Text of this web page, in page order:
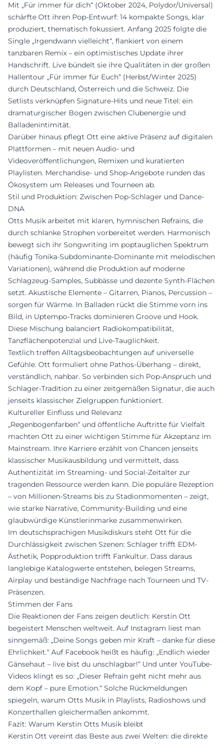
Mit „Für immer für dich“ (Oktober 2024, Polydor/Universal)
schärfte Ott ihren Pop-Entwurf: 14 kompakte Songs, klar
produziert, thematisch fokussiert. Anfang 2025 folgte die
Single „Irgendwann vielleicht“, flankiert von einem
tanzbaren Remix – ein optimistisches Update ihrer
Handschrift. Live bündelt sie ihre Qualitäten in der großen
Hallentour „Für immer für Euch“ (Herbst/Winter 2025)
durch Deutschland, Österreich und die Schweiz. Die
Setlists verknüpfen Signature-Hits und neue Titel: ein
dramaturgischer Bogen zwischen Clubenergie und
Balladenintimität.
Darüber hinaus pflegt Ott eine aktive Präsenz auf digitalen
Plattformen – mit neuen Audio- und
Videoveröffentlichungen, Remixen und kuratierten
Playlisten. Merchandise- und Shop-Angebote runden das
Ökosystem um Releases und Tourneen ab.
Stil und Produktion: Zwischen Pop-Schlager und Dance-
DNA
Otts Musik arbeitet mit klaren, hymnischen Refrains, die
durch schlanke Strophen vorbereitet werden. Harmonisch
bewegt sich ihr Songwriting im poptauglichen Spektrum
(häufig Tonika-Subdominante-Dominante mit melodischen
Variationen), während die Produktion auf moderne
Schlagzeug-Samples, Subbässe und dezente Synth-Flächen
setzt. Akustische Elemente – Gitarren, Pianos, Percussion –
sorgen für Wärme. In Balladen rückt die Stimme vorn ins
Bild, in Uptempo-Tracks dominieren Groove und Hook.
Diese Mischung balanciert Radiokompatibilität,
Tanzflächenpotenzial und Live-Tauglichkeit.
Textlich treffen Alltagsbeobachtungen auf universelle
Gefühle. Ott formuliert ohne Pathos-Überhang – direkt,
verständlich, nahbar. So verbinden sich Pop-Anspruch und
Schlager-Tradition zu einer zeitgemäßen Signatur, die auch
jenseits klassischer Zielgruppen funktioniert.
Kultureller Einfluss und Relevanz
„Regenbogenfarben“ und öffentliche Auftritte für Vielfalt
machten Ott zu einer wichtigen Stimme für Akzeptanz im
Mainstream. Ihre Karriere erzählt von Chancen jenseits
klassischer Musikausbildung und vermittelt, dass
Authentizität im Streaming- und Social-Zeitalter zur
tragenden Ressource werden kann. Die populäre Rezeption
– von Millionen-Streams bis zu Stadionmomenten – zeigt,
wie starke Narrative, Community-Building und eine
glaubwürdige Künstlerinmarke zusammenwirken.
Im deutschsprachigen Musikdiskurs steht Ott für die
Durchlässigkeit zwischen Szenen: Schlager trifft EDM-
Ästhetik, Popproduktion trifft Fankultur. Dass daraus
langlebige Katalogwerte entstehen, belegen Streams,
Airplay und beständige Nachfrage nach Tourneen und TV-
Präsenzen.
Stimmen der Fans
Die Reaktionen der Fans zeigen deutlich: Kerstin Ott
begeistert Menschen weltweit. Auf Instagram liest man
sinngemäß: „Deine Songs geben mir Kraft – danke für diese
Ehrlichkeit.“ Auf Facebook heißt es häufig: „Endlich wieder
Gänsehaut – live bist du unschlagbar!“ Und unter YouTube-
Videos klingt es so: „Dieser Refrain geht nicht mehr aus
dem Kopf – pure Emotion.“ Solche Rückmeldungen
spiegeln, warum Otts Musik in Playlists, Radioshows und
Konzerthallen gleichermaßen ankommt.
Fazit: Warum Kerstin Otts Musik bleibt
Kerstin Ott vereint das Beste aus zwei Welten: die direkte